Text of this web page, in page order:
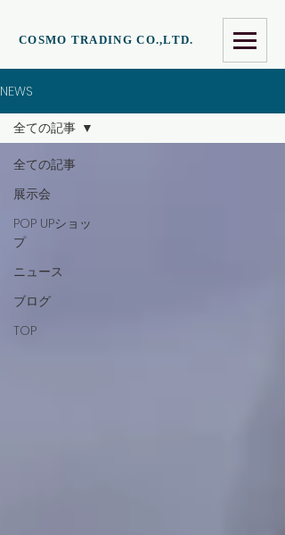
COSMO TRADING CO.,LTD.
NEWS
全ての記事
展示会
POP UPショッ
プ
ニュース
ブログ
TOP
全ての記事